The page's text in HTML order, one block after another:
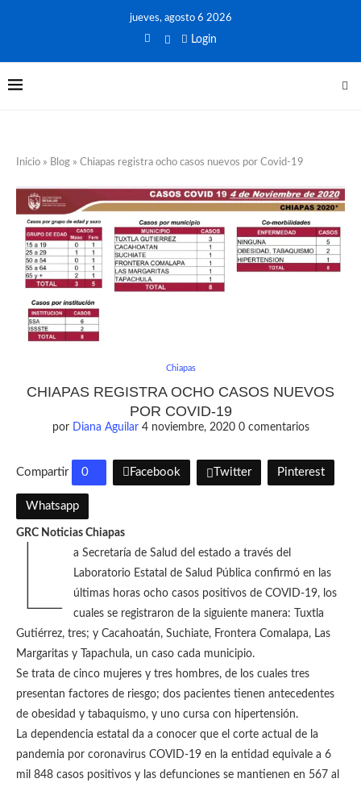
jueves, agosto 6 2026
Login
Inicio » Blog » Chiapas registra ocho casos nuevos por Covid-19
Chiapas
CHIAPAS REGISTRA OCHO CASOS NUEVOS
POR COVID-19
por Diana Aguilar 4 noviembre, 2020 0 comentarios
Compartir 0 Facebook Twitter Pinterest
Whatsapp
GRC Noticias Chiapas
L
a Secretaría de Salud del estado a través del
Laboratorio Estatal de Salud Pública confirmó en las
últimas horas ocho casos positivos de COVID-19, los
cuales se registraron de la siguiente manera: Tuxtla
Gutiérrez, tres; y Cacahoatán, Suchiate, Frontera Comalapa, Las
Margaritas y Tapachula, un caso cada municipio.
Se trata de cinco mujeres y tres hombres, de los cuales tres
presentan factores de riesgo; dos pacientes tienen antecedentes
de obesidad y tabaquismo, y uno cursa con hipertensión.
La dependencia estatal da a conocer que el corte actual de la
pandemia por coronavirus COVID-19 en la entidad equivale a 6
mil 848 casos positivos y las defunciones se mantienen en 567 al